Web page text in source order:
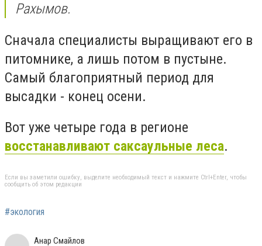
Рахымов.
Сначала специалисты выращивают его в
питомнике, а лишь потом в пустыне.
Самый благоприятный период для
высадки - конец осени.
Вот уже четыре года в регионе
восстанавливают саксаульные леса.
Если вы заметили ошибку, выделите необходимый текст и нажмите Ctrl+Enter, чтобы
сообщить об этом редакции
#экология
Анар Смайлов